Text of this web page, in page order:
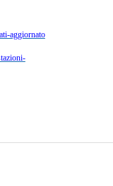
aggiornato